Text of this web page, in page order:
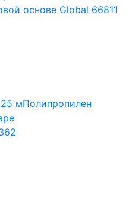
основе Global 66811
мПолипропилен